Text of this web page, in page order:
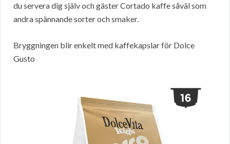
du servera dig själv och gäster Cortado kaffe såväl som
andra spännande sorter och smaker.
Bryggningen blir enkelt med kaffekapslar för Dolce
Gusto